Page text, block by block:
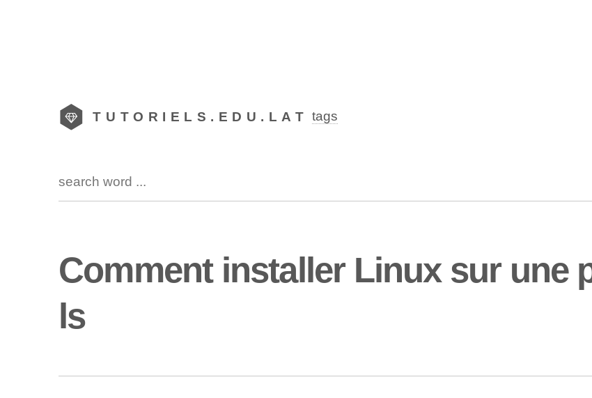
TUTORIELS.EDU.LAT tags
Comment installer Linux sur une
ls